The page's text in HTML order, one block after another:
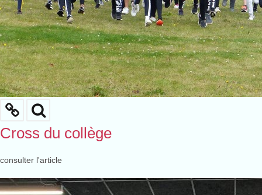
Cross du collège
consulter l'article